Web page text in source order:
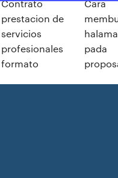
Contrato
prestacion de
servicios
profesionales
formato
Cara
pada